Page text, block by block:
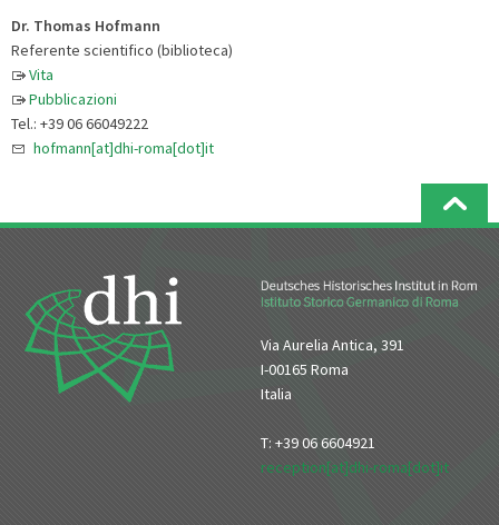
Dr. Thomas Hofmann
Referente scientifico (biblioteca)
Vita
Pubblicazioni
Tel.: +39 06 66049222
hofmann[at]dhi-roma[dot]it
Via Aurelia Antica, 391
I-00165 Roma
Italia
T: +39 06 6604921
reception[at]dhi-roma[dot]it